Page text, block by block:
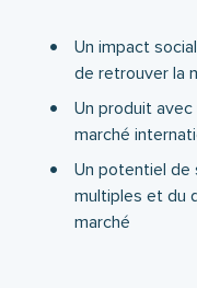
Un impact
de retrouver la
Un produit
marché
Un potentiel de
multiples et du
marché